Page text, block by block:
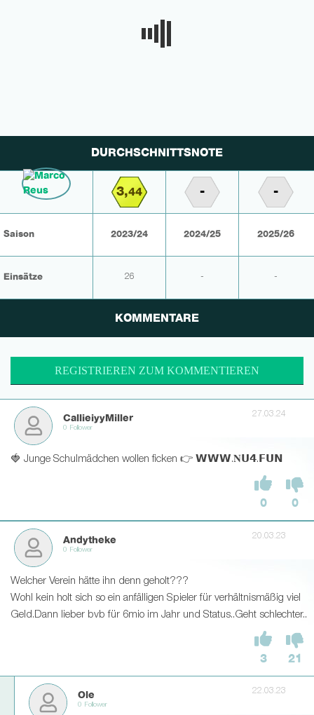
DURCHSCHNITTSNOTE
3,44 - -
Saison 2023/24 2024/25 2025/26
Einsätze 26 - -
KOMMENTARE
REGISTRIEREN ZUM KOMMENTIEREN
CallieiyyMiller
0 Follower
27.03.24
🍓 Junge Schulmädchen wollen ficken 👉 𝗪𝗪𝗪.𝐍𝗨𝟰.𝗙𝗨𝗡
0 0
Andytheke
0 Follower
20.03.23
Welcher Verein hätte ihn denn geholt???
Wohl kein holt sich so ein anfälligen Spieler für verhältnismäßig viel
Geld.Dann lieber bvb für 6mio im Jahr und Status..Geht schlechter..
3 21
Ole
0 Follower
22.03.23